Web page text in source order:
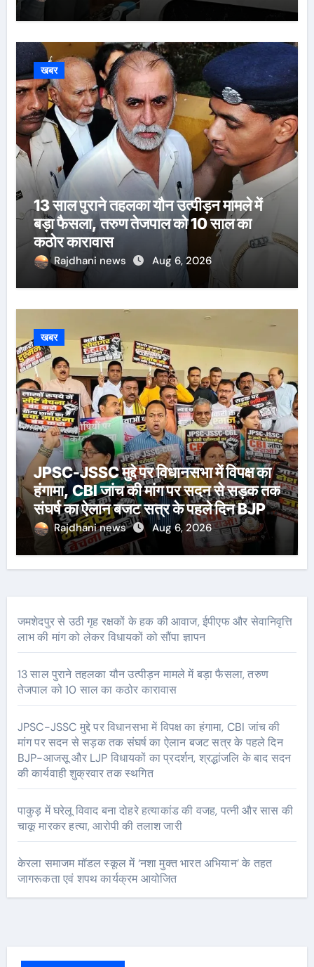
खबर
13 साल पुराने तहलका यौन उत्पीड़न मामले में
बड़ा फैसला, तरुण तेजपाल को 10 साल का
कठोर कारावास
Rajdhani news Aug 6, 2026
खबर
JPSC-JSSC मुद्दे पर विधानसभा में विपक्ष का
हंगामा, CBI जांच की मांग पर सदन से सड़क तक
संघर्ष का ऐलान बजट सत्र के पहले दिन BJP-
आजसू और LJP विधायकों का प्रदर्शन,
श्रद्धांजलि के बाद सदन की कार्यवाही शुक्रवार
Rajdhani news Aug 6, 2026
जमशेदपुर से उठी गृह रक्षकों के हक की आवाज, ईपीएफ और सेवानिवृत्ति
लाभ की मांग को लेकर विधायकों को सौंपा ज्ञापन
13 साल पुराने तहलका यौन उत्पीड़न मामले में बड़ा फैसला, तरुण
तेजपाल को 10 साल का कठोर कारावास
JPSC-JSSC मुद्दे पर विधानसभा में विपक्ष का हंगामा, CBI जांच की
मांग पर सदन से सड़क तक संघर्ष का ऐलान बजट सत्र के पहले दिन
BJP-आजसू और LJP विधायकों का प्रदर्शन, श्रद्धांजलि के बाद सदन
की कार्यवाही शुक्रवार तक स्थगित
पाकुड़ में घरेलू विवाद बना दोहरे हत्याकांड की वजह, पत्नी और सास की
चाकू मारकर हत्या, आरोपी की तलाश जारी
केरला समाजम मॉडल स्कूल में ‘नशा मुक्त भारत अभियान’ के तहत
जागरूकता एवं शपथ कार्यक्रम आयोजित